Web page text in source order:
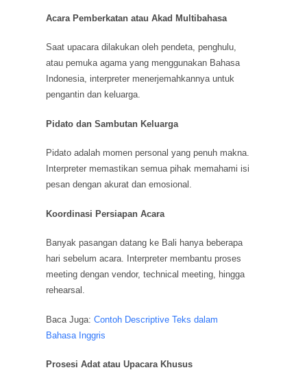
Acara Pemberkatan atau Akad Multibahasa
Saat upacara dilakukan oleh pendeta, penghulu,
atau pemuka agama yang menggunakan Bahasa
Indonesia, interpreter menerjemahkannya untuk
pengantin dan keluarga.
Pidato dan Sambutan Keluarga
Pidato adalah momen personal yang penuh makna.
Interpreter memastikan semua pihak memahami isi
pesan dengan akurat dan emosional.
Koordinasi Persiapan Acara
Banyak pasangan datang ke Bali hanya beberapa
hari sebelum acara. Interpreter membantu proses
meeting dengan vendor, technical meeting, hingga
rehearsal.
Baca Juga:Contoh Descriptive Teks dalam
Bahasa Inggris
Prosesi Adat atau Upacara Khusus